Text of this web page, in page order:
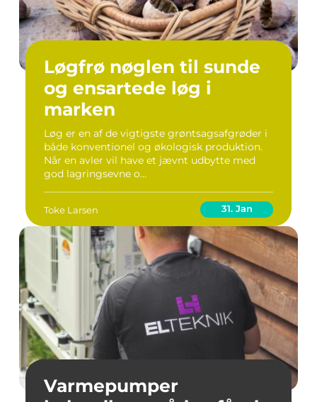
Løgfrø nøglen til sunde
og ensartede løg i
marken
Løg er en af de vigtigste grøntsagsafgrøder i
både konventionel og økologisk produktion.
Når en avler vil have et jævnt udbytte med
god lagringsevne o...
Toke Larsen 31. Jan
Varmepumper